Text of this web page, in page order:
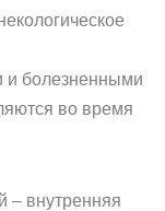
и болезненными
во время
– внутренняя